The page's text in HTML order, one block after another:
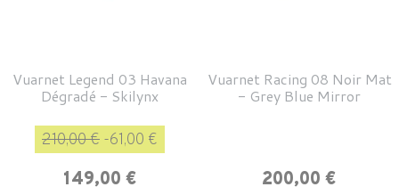
Vuarnet Legend 03 Havana
Dégradé - Skilynx
Prix de base
210,00 € -61,00 €
149,00 €
Vuarnet Racing 08 Noir Mat
- Grey Blue Mirror
Prix
200,00 €